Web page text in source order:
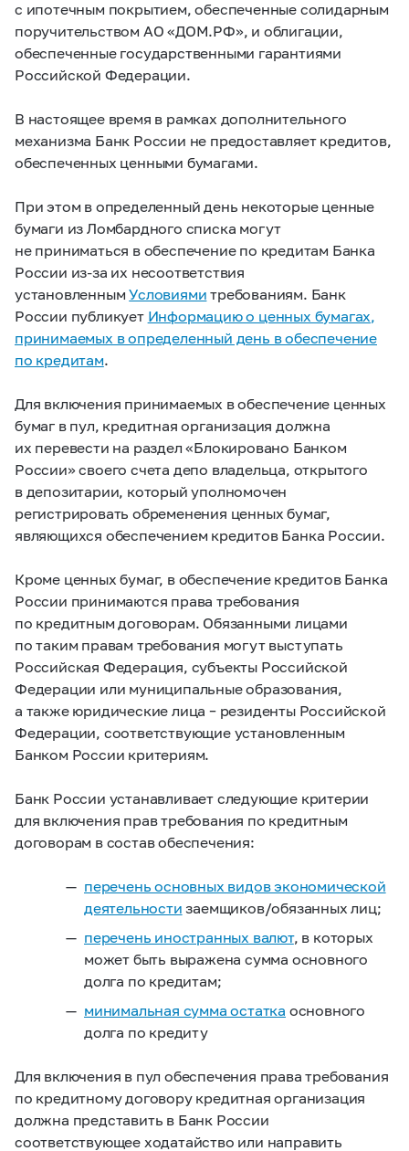
с ипотечным покрытием, обеспеченные солидарным
поручительством АО «ДОМ.РФ», и облигации,
обеспеченные государственными гарантиями
Российской Федерации.
В настоящее время в рамках дополнительного
механизма Банк России не предоставляет кредитов,
обеспеченных ценными бумагами.
При этом в определенный день некоторые ценные
бумаги из Ломбардного списка могут
не приниматься в обеспечение по кредитам Банка
России из-за их несоответствия
установленным Условиями требованиям. Банк
России публикует Информацию о ценных бумагах,
принимаемых в определенный день в обеспечение
по кредитам.
Для включения принимаемых в обеспечение ценных
бумаг в пул, кредитная организация должна
их перевести на раздел «Блокировано Банком
России» своего счета депо владельца, открытого
в депозитарии, который уполномочен
регистрировать обременения ценных бумаг,
являющихся обеспечением кредитов Банка России.
Кроме ценных бумаг, в обеспечение кредитов Банка
России принимаются права требования
по кредитным договорам. Обязанными лицами
по таким правам требования могут выступать
Российская Федерация, субъекты Российской
Федерации или муниципальные образования,
а также юридические лица – резиденты Российской
Федерации, соответствующие установленным
Банком России критериям.
Банк России устанавливает следующие критерии
для включения прав требования по кредитным
договорам в состав обеспечения:
перечень основных видов экономической
деятельности заемщиков/обязанных лиц;
перечень иностранных валют, в которых
может быть выражена сумма основного
долга по кредитам;
минимальная сумма остатка основного
долга по кредиту
Для включения в пул обеспечения права требования
по кредитному договору кредитная организация
должна представить в Банк России
соответствующее ходатайство или направить